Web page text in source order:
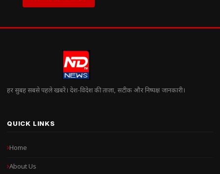
हर सुबह सबसे पहले खबरें। देश-विदेश की ताज़ा, सटीक और निष्पक्ष जानकारी।
QUICK LINKS
Home
About Us